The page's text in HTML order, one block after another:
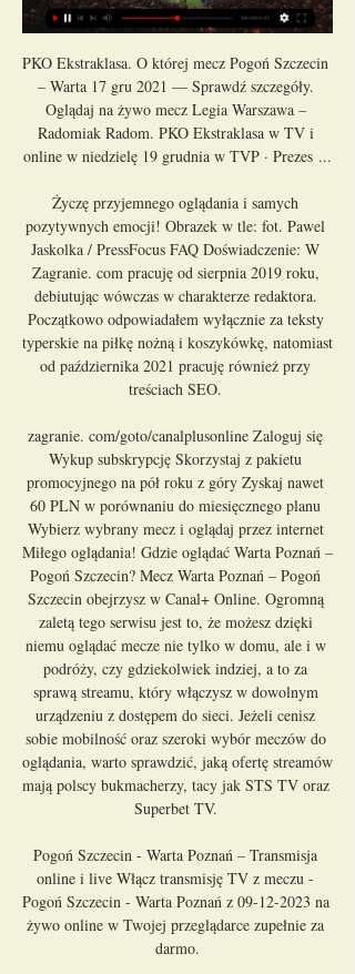
PKO Ekstraklasa. O której mecz Pogoń Szczecin
– Warta 17 gru 2021 — Sprawdź szczegóły.
Oglądaj na żywo mecz Legia Warszawa –
Radomiak Radom. PKO Ekstraklasa w TV i
online w niedzielę 19 grudnia w TVP · Prezes ...
Życzę przyjemnego oglądania i samych
pozytywnych emocji! Obrazek w tle: fot. Pawel
Jaskolka / PressFocus FAQ Doświadczenie: W
Zagranie. com pracuję od sierpnia 2019 roku,
debiutując wówczas w charakterze redaktora.
Początkowo odpowiadałem wyłącznie za teksty
typerskie na piłkę nożną i koszykówkę, natomiast
od października 2021 pracuję również przy
treściach SEO.
zagranie. com/goto/canalplusonline Zaloguj się
Wykup subskrypcję Skorzystaj z pakietu
promocyjnego na pół roku z góry Zyskaj nawet
60 PLN w porównaniu do miesięcznego planu
Wybierz wybrany mecz i oglądaj przez internet
Miłego oglądania! Gdzie oglądać Warta Poznań –
Pogoń Szczecin? Mecz Warta Poznań – Pogoń
Szczecin obejrzysz w Canal+ Online. Ogromną
zaletą tego serwisu jest to, że możesz dzięki
niemu oglądać mecze nie tylko w domu, ale i w
podróży, czy gdziekolwiek indziej, a to za
sprawą streamu, który włączysz w dowolnym
urządzeniu z dostępem do sieci. Jeżeli cenisz
sobie mobilność oraz szeroki wybór meczów do
oglądania, warto sprawdzić, jaką ofertę streamów
mają polscy bukmacherzy, tacy jak STS TV oraz
Superbet TV.
Pogoń Szczecin - Warta Poznań – Transmisja
online i live Włącz transmisję TV z meczu -
Pogoń Szczecin - Warta Poznań z 09-12-2023 na
żywo online w Twojej przeglądarce zupełnie za
darmo.